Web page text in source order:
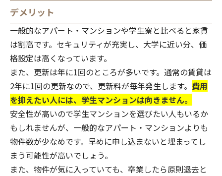
デメリット
一般的なアパート・マンションや学生寮と比べると家賃
は割高です。セキュリティが充実し、大学に近い分、価
格設定は高くなっています。
また、更新は年に1回のところが多いです。通常の賃貸は
2年に1回の更新なので、更新料が毎年発生します。 費用
を抑えたい人には、学生マンションは向きません。
安全性が高いので学生マンションを選びたい人もいるか
もしれませんが、一般的なアパート・マンションよりも
物件数が少なめです。早めに申し込まないと埋まってし
まう可能性が高いでしょう。
また、物件が気に入っていても、卒業したら原則退去と